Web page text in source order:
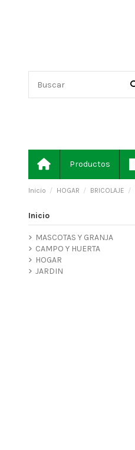
Productos
Inicio HOGAR BRICOLAJE
Inicio
MASCOTAS Y GRANJA
CAMPO Y HUERTA
HOGAR
JARDIN